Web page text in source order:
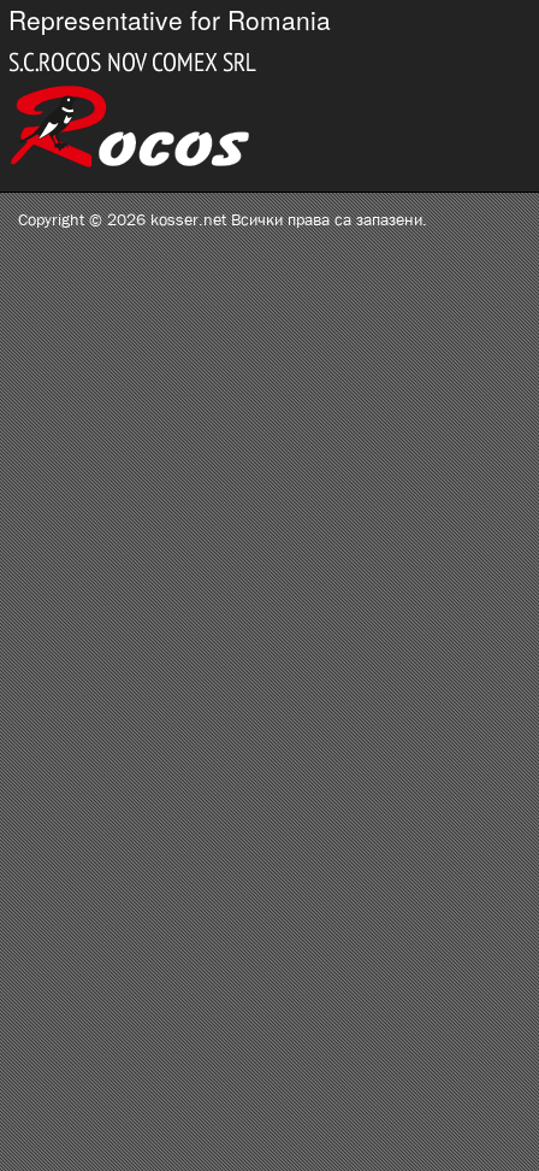
Representative for Romania
Copyright © 2026 kosser.net Всички права са запазени.